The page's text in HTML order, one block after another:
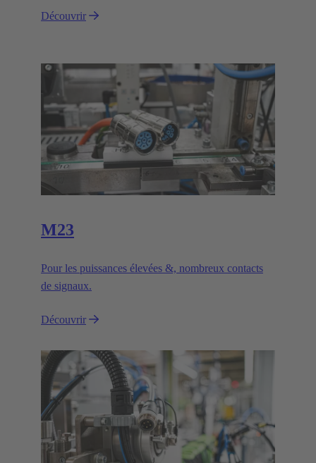
Découvrir
M23
Pour les puissances élevées &, nombreux contacts
de signaux.
Découvrir